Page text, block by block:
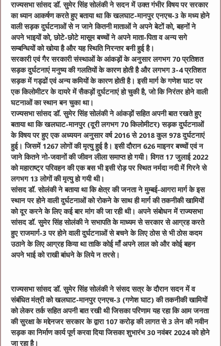
राज्यसभा सांसद डॉ. सुमेर सिंह सोलंकी ने सदन में उक्त गंभीर विषय पर सरकार
का ध्यान आकर्षण करते हुए बताया था कि खलघाट-मानपुर एनएच-3 के मध्य होने
वाली सड़क दुर्घटनाओं से न जाने कितनी माताओं ने अपने बेटों को, बहनों ने
अपने भाइयों को, छोटे-छोटे मासूम बच्चों ने अपने माता-पिता व अन्य सगे
सम्बन्धियों को खोया है और यह स्थिति निरन्तर बनी हुई है।
सरकारी एवं गैर सरकारी संस्थाओं के आंकड़ों के अनुसार लगभग 70 प्रतिशत
सड़क दुर्घटनाएं मनुष्य की गलतियों के कारण होती है और लगभग 3-4 प्रतिशत
सड़क में गड्ढों एवं अन्य कमियों के कारण होती है। इसी मार्ग के गणेश घाट पर
एक किलोमीटर के दायरे में सैकड़ों दुर्घटनाएं हो चुकी है, जो कि निरंतर होने वाली
घटनाओं का स्थान बन चुका था।
राज्यसभा सांसद डॉ. सुमेर सिंह सोलंकी ने आंकड़ों सहित अपनी बात रखते हुए
बताया था कि खलघाट-मानपुर (दूरी लगभग 70 किलोमीटर) सड़क दुर्घटनाओं
के विषय पर हुए एक अध्ययन अनुसार वर्ष 2016 से 2018 कुल 978 दुर्घटनाएं
हुई। जिसमें 1267 लोगों की मृत्यु हुई है। इसी दौरान 626 माइनर बच्चों एवं न
जाने कितने नो-जवानों की जीवन लीला समाप्त हो गयी। विगत 17 जुलाई 2022
को महाराष्ट्र परिवहन की एक बस भी इसी रोड़ पर स्थित नर्मदा नदी में गिरने से
लगभग 13 लोगों की मृत्यु हो गयी थी।
सांसद डॉ. सोलंकी ने बताया था कि क्षेत्र की जनता ने मुम्बई-आगरा मार्ग के इस
स्थान पर होने वाली दुर्घटनाओं को रोकने के साथ ही मार्ग की तकनीकी खामियों
को दूर करने के लिए कई बार मांग की जा रही थी। अपने संबोधन में राज्यसभा
सांसद डॉ. सुमेर सिंह सोलंकी ने सभापति के माध्यम से सरकार से आग्रह करते
हुए राजमार्ग-3 पर होने वाली दुर्घटनाओं से बचने के लिए ठोस से भी ठोस कदम
उठाने के लिए आग्रह किया था ताकि कोई माँ अपने लाल को और कोई बहन
अपने भाई को राखी बांधने के लिये न तरसे।
राज्यसभा सांसद डॉ. सुमेर सिंह सोलंकी ने संसद सत्र के दौरान सदन में व
संबंधित मंत्री को खलघाट-मानपुर एनएच-3 (गणेश घाट) की तकनीकी खामियों
को लेकर तर्क सहित अपनी बात रखी थी जिसका परिणाम यह रहा कि आम जनता
की सुरक्षा के मद्देनजर सरकार के द्वारा 107 करोड़ की लागत से 3 लेन की नवीन
सड़क का निर्माण कार्य पूर्ण करवा दिया जिसका शुभारंभ 30 नवंबर 2024 को होने
जा रहा है।